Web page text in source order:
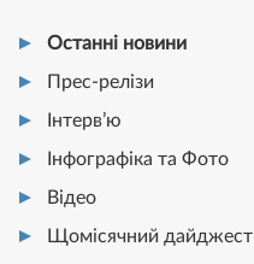
Останні новини
Прес-релізи
Інтерв’ю
Інфографіка та Фото
Відео
Щомісячний дайджест